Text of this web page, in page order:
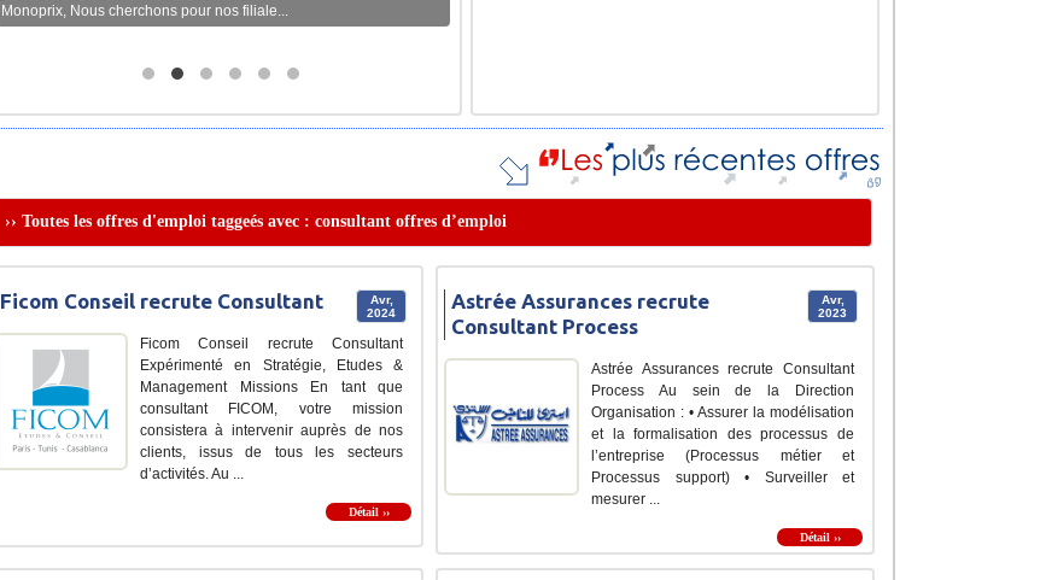
Monoprix, Nous cherchons pour nos filiale...
›› Toutes les offres d'emploi taggeés avec : consultant offres d’emploi
Avr,
2024
Ficom Conseil recrute Consultant
Ficom Conseil recrute Consultant
Expérimenté en Stratégie, Etudes &
Management Missions En tant que
consultant FICOM, votre mission
consistera à intervenir auprès de nos
clients, issus de tous les secteurs
d’activités. Au ...
Détail ››
Avr,
2023
Astrée Assurances recrute
Consultant Process
Astrée Assurances recrute Consultant
Process Au sein de la Direction
Organisation : • Assurer la modélisation
et la formalisation des processus de
l’entreprise (Processus métier et
Processus support) • Surveiller et
mesurer ...
Détail ››